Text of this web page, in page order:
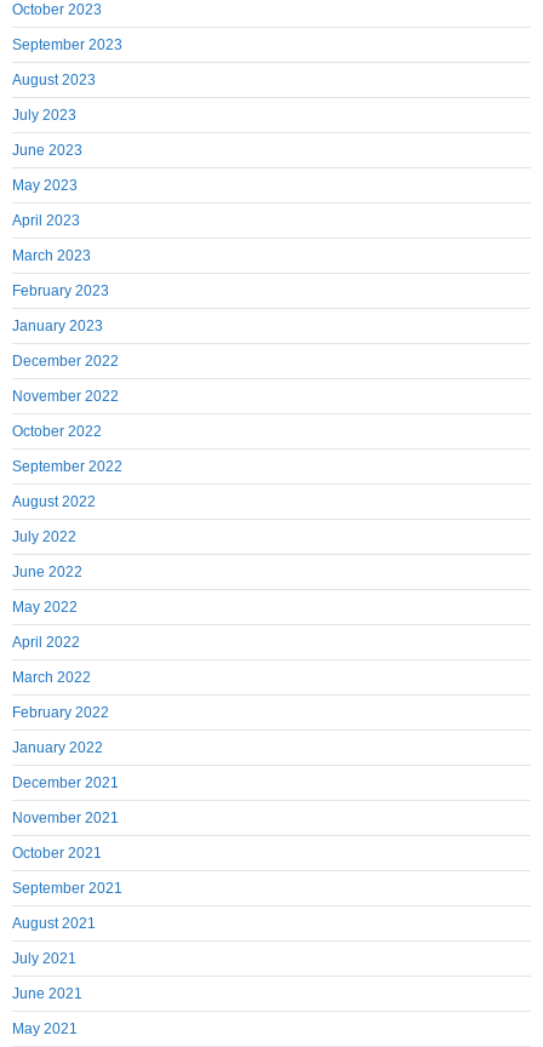
October 2023
September 2023
August 2023
July 2023
June 2023
May 2023
April 2023
March 2023
February 2023
January 2023
December 2022
November 2022
October 2022
September 2022
August 2022
July 2022
June 2022
May 2022
April 2022
March 2022
February 2022
January 2022
December 2021
November 2021
October 2021
September 2021
August 2021
July 2021
June 2021
May 2021